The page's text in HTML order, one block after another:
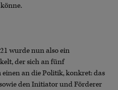
wurde nun also ein
der sich an fünf
an die Politik, konkret: das
den Initiator und Förderer